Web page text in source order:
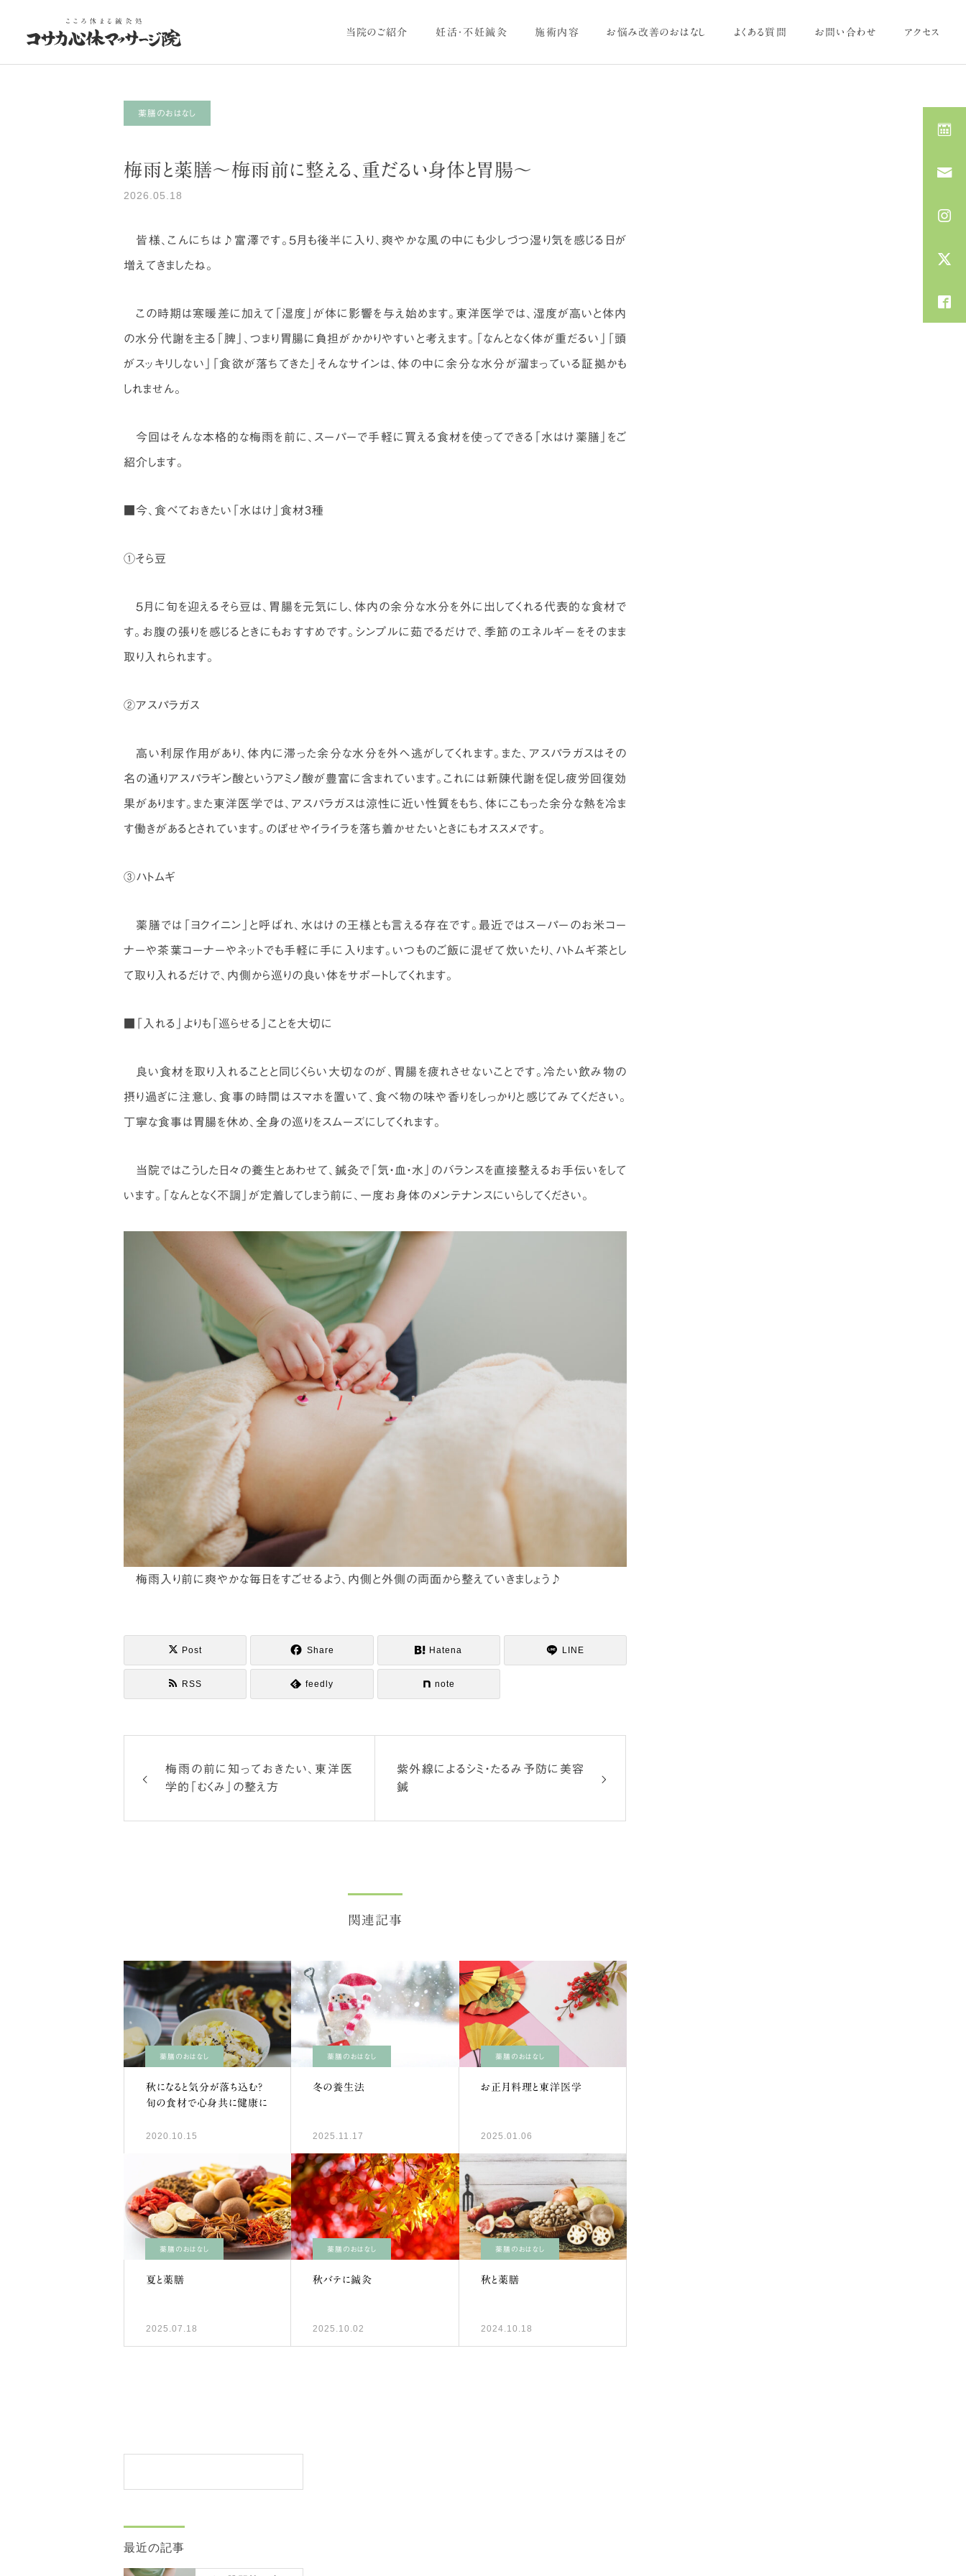
当院のご紹介 妊活・不妊鍼灸 施術内容 お悩み改善のおはなし よくある質問 お問い合わせ アクセス
お悩み改善治療 美容・美肌ケア
「腰」や「足首」からのSOS
かもしれません
胃腸の関係～
ためない体づくり～
梅雨と薬膳～梅雨前に整え
薬膳のおはなし
梅雨と薬膳～梅雨前に整える、重だるい身体と胃腸～
2026.05.18
皆様、こんにちは♪富澤です。５月も後半に入り、爽やかな風の中にも少しづつ湿り気を感じる日が
増えてきましたね。
この時期は寒暖差に加えて「湿度」が体に影響を与え始めます。東洋医学では、湿度が高いと体内
の水分代謝を主る「脾」、つまり胃腸に負担がかかりやすいと考えます。「なんとなく体が重だるい」「頭
がスッキリしない」「食欲が落ちてきた」そんなサインは、体の中に余分な水分が溜まっている証拠かも
しれません。
今回はそんな本格的な梅雨を前に、スーパーで手軽に買える食材を使ってできる「水はけ薬膳」をご
紹介します。
■今、食べておきたい「水はけ」食材3種
①そら豆
５月に旬を迎えるそら豆は、胃腸を元気にし、体内の余分な水分を外に出してくれる代表的な食材で
す。お腹の張りを感じるときにもおすすめです。シンプルに茹でるだけで、季節のエネルギーをそのまま
取り入れられます。
②アスパラガス
高い利尿作用があり、体内に滞った余分な水分を外へ逃がしてくれます。また、アスパラガスはその
名の通りアスパラギン酸というアミノ酸が豊富に含まれています。これには新陳代謝を促し疲労回復効
果があります。また東洋医学では、アスパラガスは涼性に近い性質をもち、体にこもった余分な熱を冷ま
す働きがあるとされています。のぼせやイライラを落ち着かせたいときにもオススメです。
③ハトムギ
薬膳では「ヨクイニン」と呼ばれ、水はけの王様とも言える存在です。最近ではスーパーのお米コー
ナーや茶葉コーナーやネットでも手軽に手に入ります。いつものご飯に混ぜて炊いたり、ハトムギ茶とし
て取り入れるだけで、内側から巡りの良い体をサポートしてくれます。
■「入れる」よりも「巡らせる」ことを大切に
良い食材を取り入れることと同じくらい大切なのが、胃腸を疲れさせないことです。冷たい飲み物の
摂り過ぎに注意し、食事の時間はスマホを置いて、食べ物の味や香りをしっかりと感じてみてください。
丁寧な食事は胃腸を休め、全身の巡りをスムーズにしてくれます。
当院ではこうした日々の養生とあわせて、鍼灸で「気・血・水」のバランスを直接整えるお手伝いをして
います。「なんとなく不調」が定着してしまう前に、一度お身体のメンテナンスにいらしてください。
梅雨入り前に爽やかな毎日をすごせるよう、内側と外側の両面から整えていきましょう♪
Post Share Hatena LINE
RSS feedly note
梅雨の前に知っておきたい、東洋医
学的「むくみ」の整え方
紫外線によるシミ・たるみ予防に美容
鍼
関連記事
薬膳のおはなし
秋になると気分が落ち込む？
旬の食材で心身共に健康に
2020.10.15
薬膳のおはなし
冬の養生法
2025.11.17
薬膳のおはなし
お正月料理と東洋医学
2025.01.06
薬膳のおはなし
夏と薬膳
2025.07.18
薬膳のおはなし
秋バテに鍼灸
2025.10.02
薬膳のおはなし
秋と薬膳
2024.10.18
最近の記事